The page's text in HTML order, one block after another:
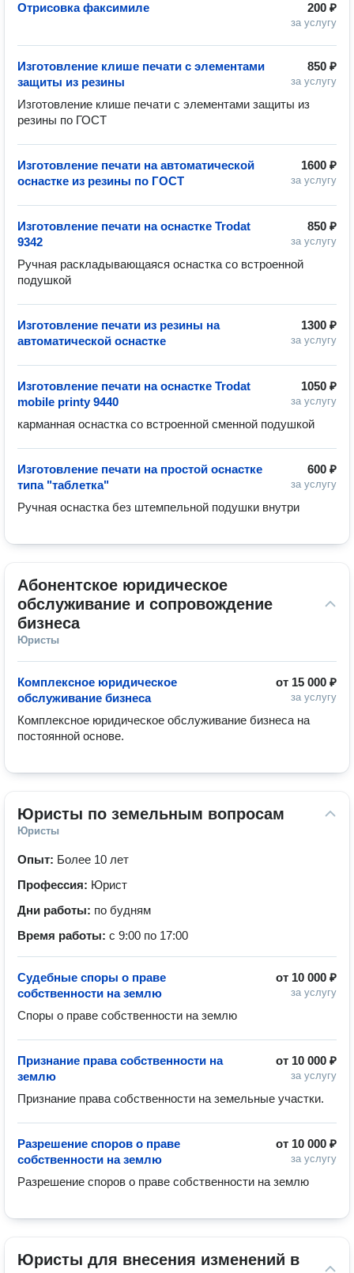
200 ₽
за услугу
Отрисовка факсимиле
850 ₽
за услугу
Изготовление клише печати с элементами
защиты из резины
Изготовление клише печати с элементами защиты из
резины по ГОСТ
1600 ₽
за услугу
Изготовление печати на автоматической
оснастке из резины по ГОСТ
850 ₽
за услугу
Изготовление печати на оснастке Trodat
9342
Ручная раскладывающаяся оснастка со встроенной
подушкой
1300 ₽
за услугу
Изготовление печати из резины на
автоматической оснастке
1050 ₽
за услугу
Изготовление печати на оснастке Trodat
mobile printy 9440
карманная оснастка со встроенной сменной подушкой
600 ₽
за услугу
Изготовление печати на простой оснастке
типа "таблетка"
Ручная оснастка без штемпельной подушки внутри
Абонентское юридическое
обслуживание и сопровождение
бизнеса
Юристы
от 15 000 ₽
за услугу
Комплексное юридическое
обслуживание бизнеса
Комплексное юридическое обслуживание бизнеса на
постоянной основе.
Юристы по земельным вопросам
Юристы
Опыт: Более 10 лет
Профессия: Юрист
Дни работы: по будням
Время работы: с 9:00 по 17:00
от 10 000 ₽
за услугу
Судебные споры о праве
собственности на землю
Споры о праве собственности на землю
от 10 000 ₽
за услугу
Признание права собственности на
землю
Признание права собственности на земельные участки.
от 10 000 ₽
за услугу
Разрешение споров о праве
собственности на землю
Разрешение споров о праве собственности на землю
Юристы для внесения изменений в